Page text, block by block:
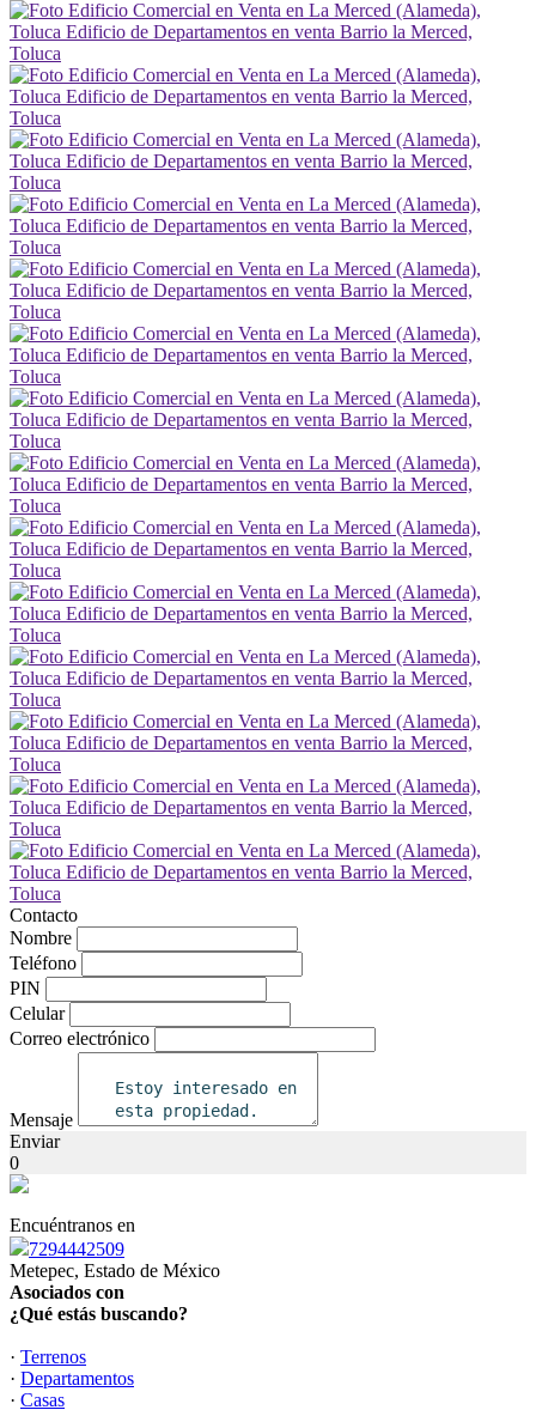
Contacto
Nombre
Teléfono
PIN
Celular
Correo electrónico
Mensaje
Enviar
0
Encuéntranos en
7294442509
Metepec, Estado de México
Asociados con
¿Qué estás buscando?
· Terrenos
· Departamentos
· Casas